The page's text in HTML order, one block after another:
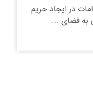
در ایجاد حریم
به فضای ...